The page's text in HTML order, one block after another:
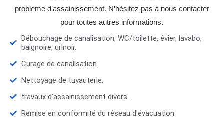
problème d’assainissement. N’hésitez pas à nous contacter
pour toutes autres informations.
Débouchage de canalisation, WC/toilette, évier, lavabo,
baignoire, urinoir.
Curage de canalisation.
Nettoyage de tuyauterie.
travaux d’assainissement divers.
Remise en conformité du réseau d'évacuation.